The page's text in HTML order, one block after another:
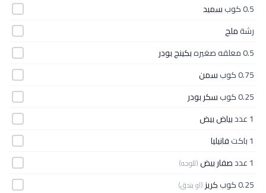
0.5 كوب
سميد
رشةملح
0.5 معلقه صغيره
بكينج بودر
0.75 كوب
سمن
0.25 كوب
سكر بودر
1 عدد
بياض بيض
1 باكت
فانيليا
1 عدد
صفار بيض(للوجه)
0.25 كوب كريز (او بندق)